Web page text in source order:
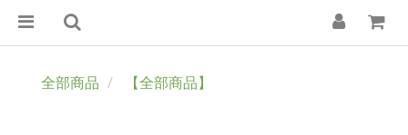
全部商品 【全部商品】